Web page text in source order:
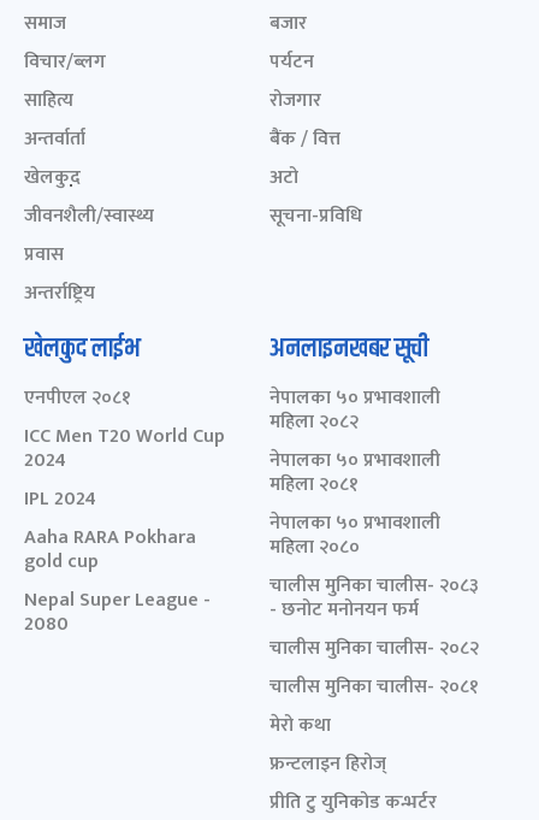
समाज
विचार/ब्लग
साहित्य
अन्तर्वार्ता
खेलकुद़़
जीवनशैली/स्वास्थ्य
प्रवास
अन्तर्राष्ट्रिय
बजार
पर्यटन
रोजगार
बैंक / वित्त
अटो
सूचना-प्रविधि
खेलकुद लाईभ
एनपीएल २०८१
ICC Men T20 World Cup
2024
IPL 2024
Aaha RARA Pokhara
gold cup
Nepal Super League -
2080
अनलाइनखबर सूची
नेपालका ५० प्रभावशाली
महिला २०८२
नेपालका ५० प्रभावशाली
महिला २०८१
नेपालका ५० प्रभावशाली
महिला २०८०
चालीस मुनिका चालीस- २०८३
- छनोट मनोनयन फर्म
चालीस मुनिका चालीस- २०८२
चालीस मुनिका चालीस- २०८१
मेरो कथा
फ्रन्टलाइन हिरोज्
प्रीति टु युनिकोड कन्भर्टर